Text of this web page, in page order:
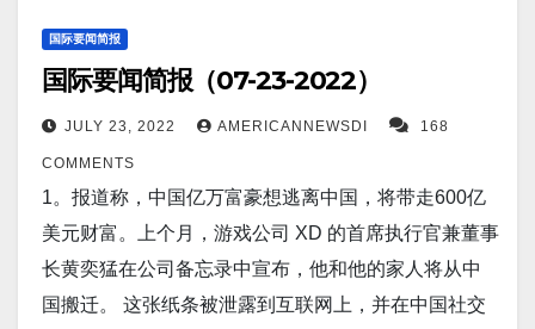
判于周四在东北省吉林省长春市中级人民法院开庭审
理。三个多月前，这位前官员因涉嫌受贿和“为谋私
利”而被捕。 15。台湾军方周一开始了为期五天的年度
实弹演习，旨在加强台湾的防御能力和战备状态，而
此时中国和台湾的盟国一直在台湾的领空和海域对
峙。 16。香港/北京（路透社）——《华尔街日报》周
四报道称，中国亿万富翁马云计划放弃对蚂蚁集团的
控制权，此前监管机构的打击导致其 2020 年 370 亿美
测差近两倍，理由是越来越多的中国购房者暂停支付
抵押贷款。标准普尔全球评级的主管 Esther Liu 在周
糕，当时销售额下降了大约 20%。 17。中国公布了可
怕的核无人鱼雷计划，该计划将能够在整个太平洋发
射成群的毁灭性鱼雷。北京科学家声称，这种新型鱼
雷可以批量生产，几乎可以从任何军舰或潜艇上发
射。 以下是社区广告： 打赏或捐助方式如下： 1）
Venmo 电话号码确认：7414 2). Zelle 或 Paypal (支付
五年中，中国军队“明显”变得更具侵略性和危险性。米
利在访问印度尼西亚期间对记者说，针对美国和太平
洋其他伙伴部队的不安全拦截数量激增。米利补充
区变得越来越具有侵略性。” 15。根据《太空评论》最
近的一份报告，俄罗斯正在建造一个新的地面激光设
施，以干扰在头顶轨道运行的卫星。 基本的想法是用
激光照射其他国家的间谍卫星的光学传感器，使它们
摧毁。 10。据美国有线电视新闻网报道，俄罗斯最大
的造船厂 Sevmash Shipyard 已确认已将世界上最大的
潜艇别尔哥罗德号交付给俄罗斯海军。 虽然俄罗斯和
造船厂声称这艘潜艇将用于研究目的，但专家警告
说，这艘船的真正目的是从事间谍活动和发射核武
器，使其成为“世界末日”潜艇。 11。报道称，西伯利
亚的波皮盖陨石坑是世界上最大的钻石矿场之一，拥
有数万亿克拉的钻石。 12。报道称，研究人员断言，
意调查。 9。俄罗斯海军接收了世界上已知最长的潜
艇，它的制造商将其称为一艘研究船——但其他人说
公民忽视了今年夏天 Covid-19 感染的激增，因为目
前 Omicron 的主要变体 BA.5 不会导致比以前病毒更严
重的疾病。 11。北京，7 月 24 日（路透社）- 上海市
政府周一表示，由于零星的本地病例不断出现在中国
商业区，上海市已下令该市九个区和一些较小地区的
居民在 7 月26 日至 28 日期间进行 COVID-19 检测。
诸塞州的科德角（Cape Cod）发现了八条鲨鱼。 4。
中国将在未来 10 天内再次出现更多热浪，周六该国部
分地区的气温将开始飙升。一些沿海城市已经处于最
险的警告。 5。上周，最新的杰拉尔德·R·福特级航空
母舰约翰·F·肯尼迪 (CVN 79) 的建造达到了一个重要的
里程碑。7 月11 日，亨廷顿英格尔斯工业公司 (HII) 宣
布其纽波特纽斯造船厂完成了这艘新航母上 2,615 个
国际要闻简报
国际要闻简报（07-23-2022）
JULY 23, 2022 AMERICANNEWSDI 168
COMMENTS
1。报道称，中国亿万富豪想逃离中国，将带走600亿
美元财富。上个月，游戏公司 XD 的首席执行官兼董事
长黄奕猛在公司备忘录中宣布，他和他的家人将从中
国搬迁。 这张纸条被泄露到互联网上，并在中国社交